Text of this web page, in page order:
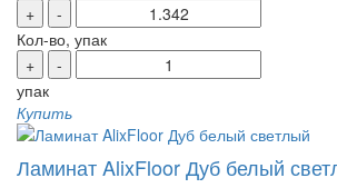
+
-
Кол-во, упак
+
-
упак
Купить
Ламинат AlixFloor Дуб белый